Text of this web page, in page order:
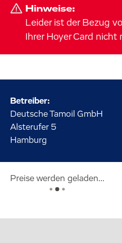
Hinweise:
Leider ist der Bezug
Ihrer Hoyer Card nicht
Betreiber:
Deutsche Tamoil GmbH
Alsterufer 5
Hamburg
Preise werden geladen...